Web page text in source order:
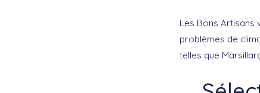
Les Bons Artisans
problèmes de
telles que